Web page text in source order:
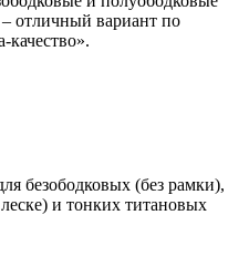
отличный вариант по
безободковых (без рамки),
и тонких титановых